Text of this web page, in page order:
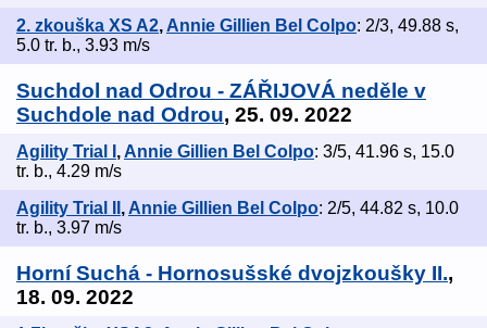
2. zkouška XS A2, Annie Gillien Bel Colpo: 2/3, 49.88 s,
5.0 tr. b., 3.93 m/s
Suchdol nad Odrou - ZÁŘIJOVÁ neděle v
Suchdole nad Odrou, 25. 09. 2022
Agility Trial I ,Annie Gillien Bel Colpo: 3/5, 41.96 s, 15.0
tr. b., 4.29 m/s
Agility Trial II , Annie Gillien Bel Colpo: 2/5, 44.82 s, 10.0
tr. b., 3.97 m/s
Horní Suchá - Hornosušské dvojzkoušky II.,
18. 09. 2022